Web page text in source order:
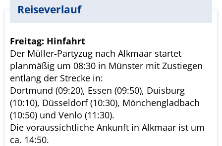
Reiseverlauf
Freitag: Hinfahrt
Der Müller-Partyzug nach Alkmaar startet
planmäßig um 08:30 in Münster mit Zustiegen
entlang der Strecke in:
Dortmund (09:20), Essen (09:50), Duisburg
(10:10), Düsseldorf (10:30), Mönchengladbach
(10:50) und Venlo (11:30).
Die voraussichtliche Ankunft in Alkmaar ist um
ca. 14:50.